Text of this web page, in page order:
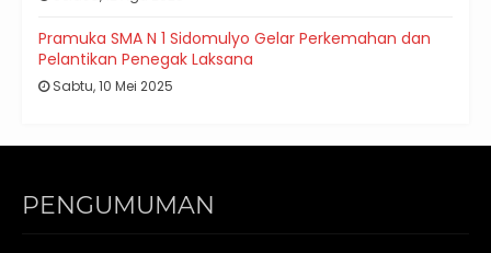
Pramuka SMA N 1 Sidomulyo Gelar Perkemahan dan
Pelantikan Penegak Laksana
Sabtu, 10 Mei 2025
PENGUMUMAN